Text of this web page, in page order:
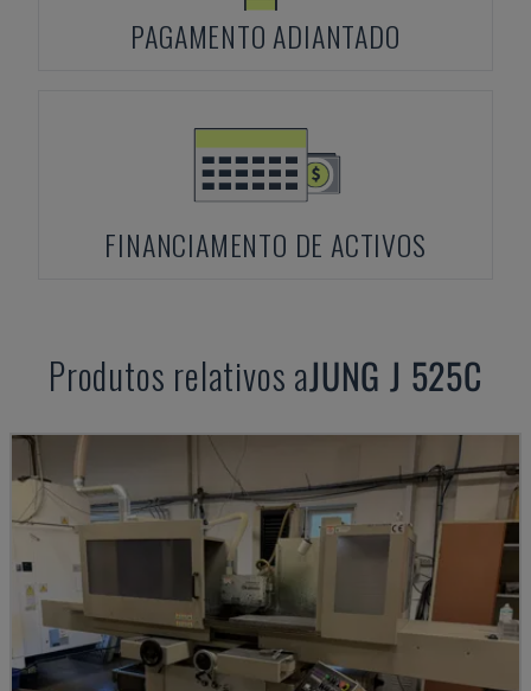
PAGAMENTO ADIANTADO
FINANCIAMENTO DE ACTIVOS
Produtos relativos aJUNG J 525C